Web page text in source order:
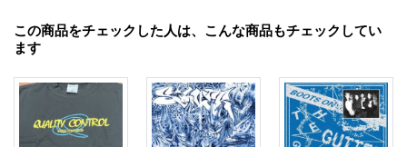
この商品をチェックした人は、こんな商品もチェックしてい
ます